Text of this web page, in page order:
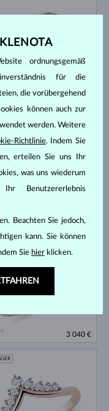
2 292 €
3 040 €
ordnungsgemäß
für die
die vorübergehend
können auch zur
werden. Weitere
Richtlinie. Indem Sie
erteilen Sie uns Ihr
was uns wiederum
Benutzererlebnis
Beachten Sie jedoch,
kann. Sie können
Sie hier klicken.